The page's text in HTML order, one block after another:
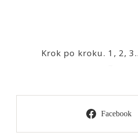
Krok po kroku. 1, 2,
Facebook